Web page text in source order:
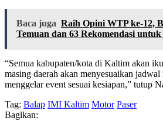
Baca juga Raih Opini WTP ke-12,
Temuan dan 63 Rekomendasi
“Semua kabupaten/kota di Kaltim akan
masing daerah akan menyesuaikan
menggelar event sesuai kesiapan,” tutup
Tag: Balap IMI Kaltim Motor Paser
Bagikan: